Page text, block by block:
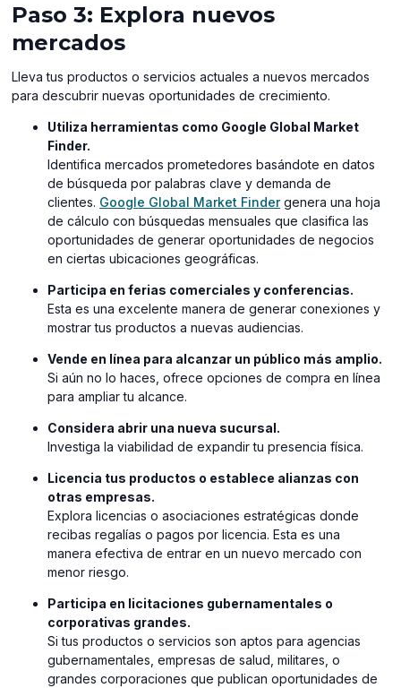
Paso 3: Explora nuevos
mercados
Lleva tus productos o servicios actuales a nuevos mercados
para descubrir nuevas oportunidades de crecimiento.
Utiliza herramientas como Google Global Market
Finder.
Identifica mercados prometedores basándote en datos
de búsqueda por palabras clave y demanda de
clientes. Google Global Market Finder(opens
in
a
genera una hoja
de cálculo con búsquedas mensuales que clasifica las
oportunidades de generar oportunidades de negocios
en ciertas ubicaciones geográficas.
Participa en ferias comerciales y conferencias.
Esta es una excelente manera de generar conexiones y
mostrar tus productos a nuevas audiencias.
Vende en línea para alcanzar un público más amplio.
Si aún no lo haces, ofrece opciones de compra en línea
para ampliar tu alcance.
Considera abrir una nueva sucursal.
Investiga la viabilidad de expandir tu presencia física.
Licencia tus productos o establece alianzas con
otras empresas.
Explora licencias o asociaciones estratégicas donde
recibas regalías o pagos por licencia. Esta es una
manera efectiva de entrar en un nuevo mercado con
menor riesgo.
Participa en licitaciones gubernamentales o
corporativas grandes.
Si tus productos o servicios son aptos para agencias
gubernamentales, empresas de salud, militares, o
grandes corporaciones que publican oportunidades de